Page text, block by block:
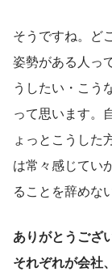
そうですね。ど
姿勢がある人っ
うしたい・こう
って思います。
ょっとこうした
は常々感じてい
ることを辞めな
ありがとうござ
それぞれが会社